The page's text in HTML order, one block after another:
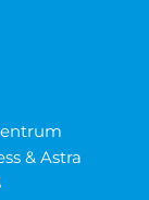
& Astra